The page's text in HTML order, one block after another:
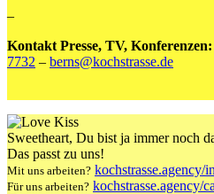
–
Kontakt Presse, TV, Konferenzen:
7732 – berns@kochstrasse.de
Sweetheart, Du bist ja immer noch
Das passt zu uns!
Mit uns arbeiten? kochstrasse.agency/
Für uns arbeiten? kochstrasse.agency/